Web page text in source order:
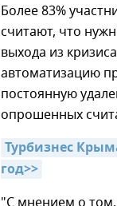
Более 83%
считают, что
выхода из
автоматизацию
постоянную
опрошенных
Турбизнес
год>>